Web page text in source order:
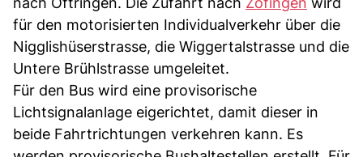
für den motorisierten Individualverkehr über die
Nigglishüserstrasse, die Wiggertalstrasse und die
Untere Brühlstrasse umgeleitet.
Für den Bus wird eine provisorische
Lichtsignalanlage eigerichtet, damit dieser in
beide Fahrtrichtungen verkehren kann. Es